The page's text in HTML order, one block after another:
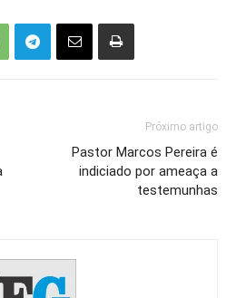
Próximo artigo
Pastor Marcos Pereira é
indiciado por ameaça a
testemunhas